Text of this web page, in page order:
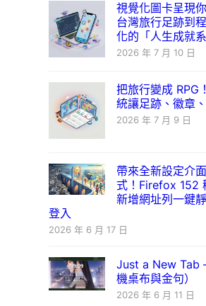
視覺化圖卡呈現
台灣旅行足跡到
化的「人生成就
2026 年 7 月 10 日
把旅行變成 RPG
統讓足跡、徽章
2026 年 7 月 9 日
帶來全新設定介
式！Firefox 152
新增網址列一鍵
登入
2026 年 6 月 17 日
Just a New Tab
機桌布與金句）
2026 年 6 月 11 日